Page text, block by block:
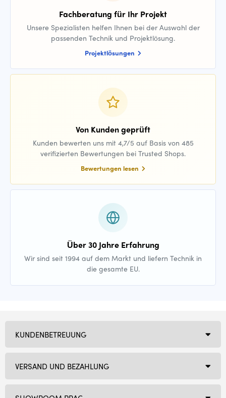
Fachberatung für Ihr Projekt
Unsere Spezialisten helfen Ihnen bei der Auswahl der
passenden Technik und Projektlösung.
Projektlösungen
Von Kunden geprüft
Kunden bewerten uns mit 4,7/5 auf Basis von 485
verifizierten Bewertungen bei Trusted Shops.
Bewertungen lesen
Über 30 Jahre Erfahrung
Wir sind seit 1994 auf dem Markt und liefern Technik in
die gesamte EU.
KUNDENBETREUUNG
VERSAND UND BEZAHLUNG